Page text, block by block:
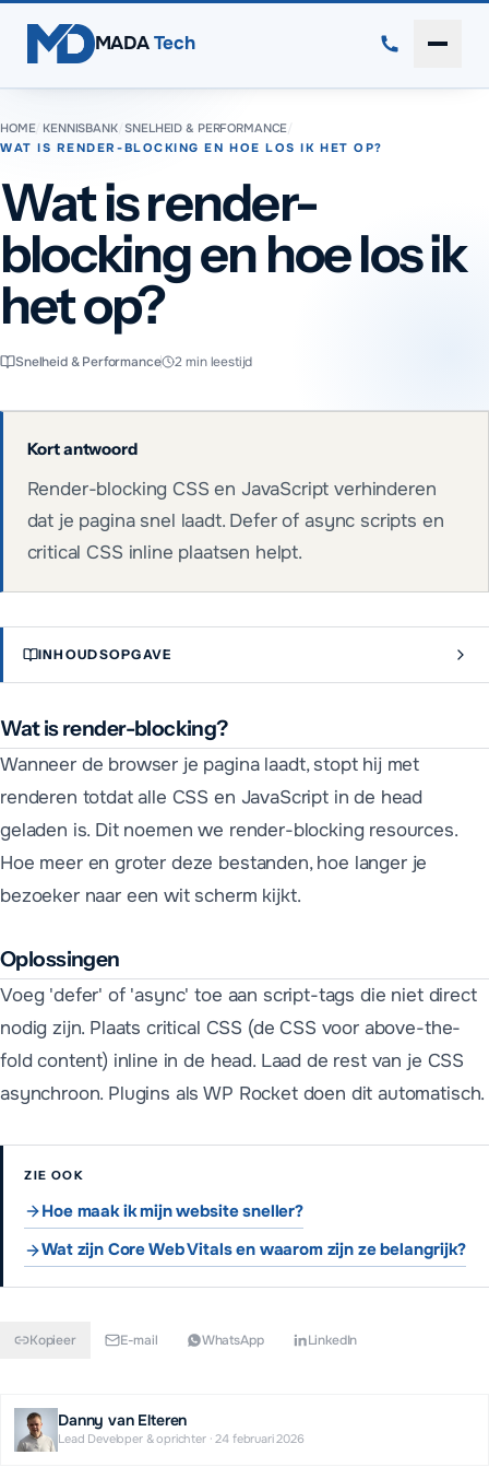
MADA Tech
HOME/ KENNISBANK/SNELHEID & PERFORMANCE/
WAT IS RENDER-BLOCKING EN HOE LOS IK HET OP?
Wat is render-
blocking en hoe los ik
het op?
Snelheid & Performance 2min leestijd
Kort antwoord
Render-blocking CSS en JavaScript verhinderen
dat je pagina snel laadt. Defer of async scripts en
critical CSS inline plaatsen helpt.
INHOUDSOPGAVE
Wat is render-blocking?
Wanneer de browser je pagina laadt, stopt hij met
renderen totdat alle CSS en JavaScript in de head
geladen is. Dit noemen we render-blocking resources.
Hoe meer en groter deze bestanden, hoe langer je
bezoeker naar een wit scherm kijkt.
Oplossingen
Voeg 'defer' of 'async' toe aan script-tags die niet direct
nodig zijn. Plaats critical CSS (de CSS voor above-the-
fold content) inline in de head. Laad de rest van je CSS
asynchroon. Plugins als WP Rocket doen dit automatisch.
ZIE OOK
Hoe maak ik mijn website sneller?
Wat zijn Core Web Vitals en waarom zijn ze belangrijk?
Kopieer E-mail WhatsApp LinkedIn
Danny van Elteren
Lead Developer & oprichter·24 februari 2026